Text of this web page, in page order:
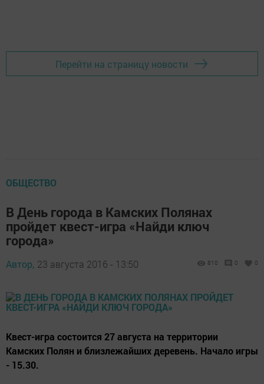
Перейти на страницу новости
ОБЩЕСТВО
В День города в Камских Полянах
пройдет квест-игра «Найди ключ
города»
Автор, 23 августа 2016 - 13:50 810 0 0
Квест-игра состоится 27 августа на территории
Камских Полян и близлежайших деревень. Начало игры
- 15.30.